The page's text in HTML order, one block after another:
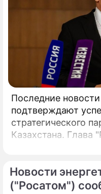
Последние
подтверждают
стратегического
Казахстана. Глава
Лихачев сообщил,
инженерных
важным этапом
Новости
("Росатом")